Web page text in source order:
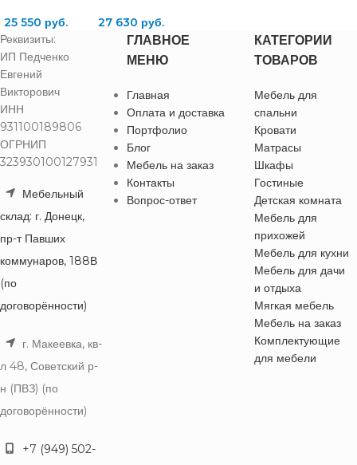
25 550 руб. 27 630 руб.
Реквизиты:
ИП Педченко
Евгений
Викторович
ИНН
931100189806
ОГРНИП
323930100127931
Мебельный
склад: г. Донецк,
пр-т Павших
коммунаров, 188В
(по
договорённости)
г. Макеевка, кв-
л 48, Советский р-
н (ПВЗ) (по
договорённости)
+7 (949) 502-
ГЛАВНОЕ
МЕНЮ
Главная
Оплата и доставка
Портфолио
Блог
Мебель на заказ
Контакты
Вопрос-ответ
КАТЕГОРИИ
ТОВАРОВ
Мебель для
спальни
Кровати
Матрасы
Шкафы
Гостиные
Детская комната
Мебель для
прихожей
Мебель для кухни
Мебель для дачи
и отдыха
Мягкая мебель
Мебель на заказ
Комплектующие
для мебели